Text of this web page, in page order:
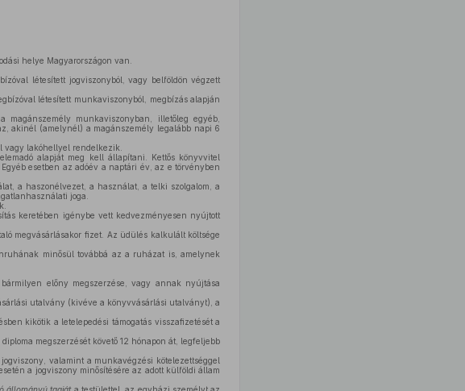
helye Magyarországon van.
létesített jogviszonyból, vagy belföldön végzett
létesített munkaviszonyból, megbízás alapján
munkaviszonyban, illetőleg egyéb,
akinél (amelynél) a magánszemély legalább napi 6
vagy lakóhellyel rendelkezik.
alapját meg kell állapítani. Kettős könyvvitel
esetben az adóév a naptári év, az e törvényben
a haszonélvezet, a használat, a telki szolgalom, a
joga.
keretében igénybe vett kedvezményesen nyújtott
megvásárlásakor fizet. Az üdülés kalkulált költsége
minősül továbbá az a ruházat is, amelynek
előny megszerzése, vagy annak nyújtása
utalvány (kivéve a könyvvásárlási utalványt), a
kikötik a letelepedési támogatás visszafizetését a
megszerzését követő 12 hónapon át, legfeljebb
valamint a munkavégzési kötelezettséggel
a jogviszony minősítésére az adott külföldi állam